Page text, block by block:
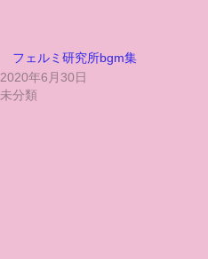
フェルミ研究所bgm集
2020年6月30日
未分類